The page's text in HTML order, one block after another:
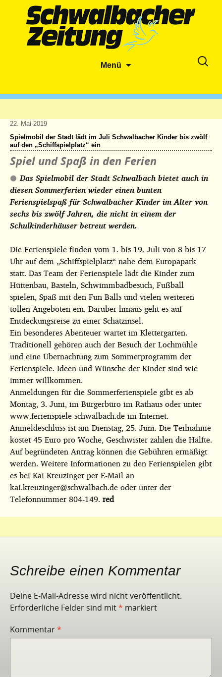
Menü
Suche
22. Mai 2019
Spielmobil der Stadt lädt im Juli Schwalbacher Kinder bis zwölf
auf den „Schiffspielplatz“ ein
Spiel und Spaß in den Ferien
Das Spielmobil der Stadt Schwalbach bietet auch in
diesen Sommerferien wieder einen bunten
Ferienspielspaß für Schwalbacher Kinder im Alter von
sechs bis zwölf Jahren, die nicht in einem der
Schulkinderhäuser betreut werden.
Die Ferienspiele finden vom 1. bis 19. Juli von 8 bis 17
Uhr auf dem „Schiffspielplatz“ nahe dem Europapark
statt. Das Team der Ferienspiele lädt die Kinder zum
Hüttenbau, Basteln, Schwimmbadbesuch, Fußball
spielen, Spaß mit den Fun Balls und vielen weiteren
tollen Angeboten ein. Darüber hinaus geht es auf
Entdeckungsreise zu einer Schatzinsel.
Ein besonderes Abenteuer wartet im Klettergarten.
Traditionell gehören auch der Besuch der Lochmühle
und eine Übernachtung zum Sommerprogramm der
Ferienspiele. Ideen und Wünsche der Kinder sind wie
immer willkommen.
Anmeldungen für die Sommerferienspiele gibt es ab
Montag, 3. Juni, im Bürgerbüro im Rathaus oder unter
www.ferienspiele-schwalbach.de im Internet.
Anmeldeschluss ist am Dienstag, 25. Juni. Die Teilnahme
kostet 45 Euro pro Woche, Geschwister zahlen die Hälfte.
Auf begründeten Antrag können die Gebühren ermäßigt
werden. Weitere Informationen zu den Ferienspielen gibt
es bei Kai Kreuzinger per E-Mail an
kai.kreuzinger@schwalbach.de oder unter der
Telefonnummer 804-149. red
Schreibe einen Kommentar
Deine E-Mail-Adresse wird nicht veröffentlicht.
Erforderliche Felder sind mit* markiert
Kommentar*